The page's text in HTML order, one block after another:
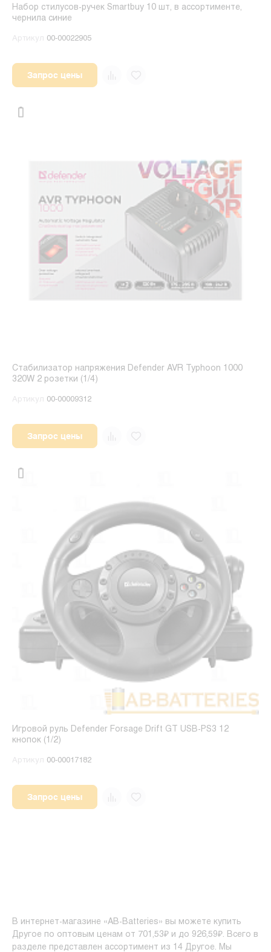
Набор стилусов-ручек Smartbuy 10 шт, в ассортименте,
чернила синие
Артикул 00-00022905
Запрос цены
Стабилизатор напряжения Defender AVR Typhoon 1000
320W 2 розетки (1/4)
Артикул 00-00009312
Запрос цены
Игровой руль Defender Forsage Drift GT USB-PS3 12
кнопок (1/2)
Артикул 00-00017182
Запрос цены
В интернет-магазине «AB-Batteries» вы можете купить
Другое по оптовым ценам от 701,53₽ и до 926,59₽. Всего в
разделе представлен ассортимент из 14 Другое. Мы